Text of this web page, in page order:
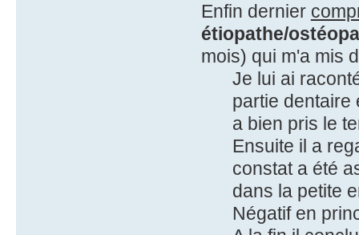
Enfin dernier
étiopathe/
mois) qui m'a mis
Je lui ai
partie dentaire
a bien pris le
Ensuite il a
constat a été
dans la petite
Négatif en